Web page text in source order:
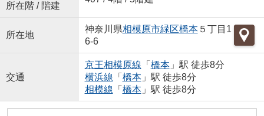
所在階 / 階建
所在地
神奈川県相模原市緑区橋本５丁目1
6-6
交通
京王相模原線 「 橋本」駅 徒歩8分
横浜線 「 橋本」駅 徒歩8分
相模線 「 橋本」駅 徒歩8分